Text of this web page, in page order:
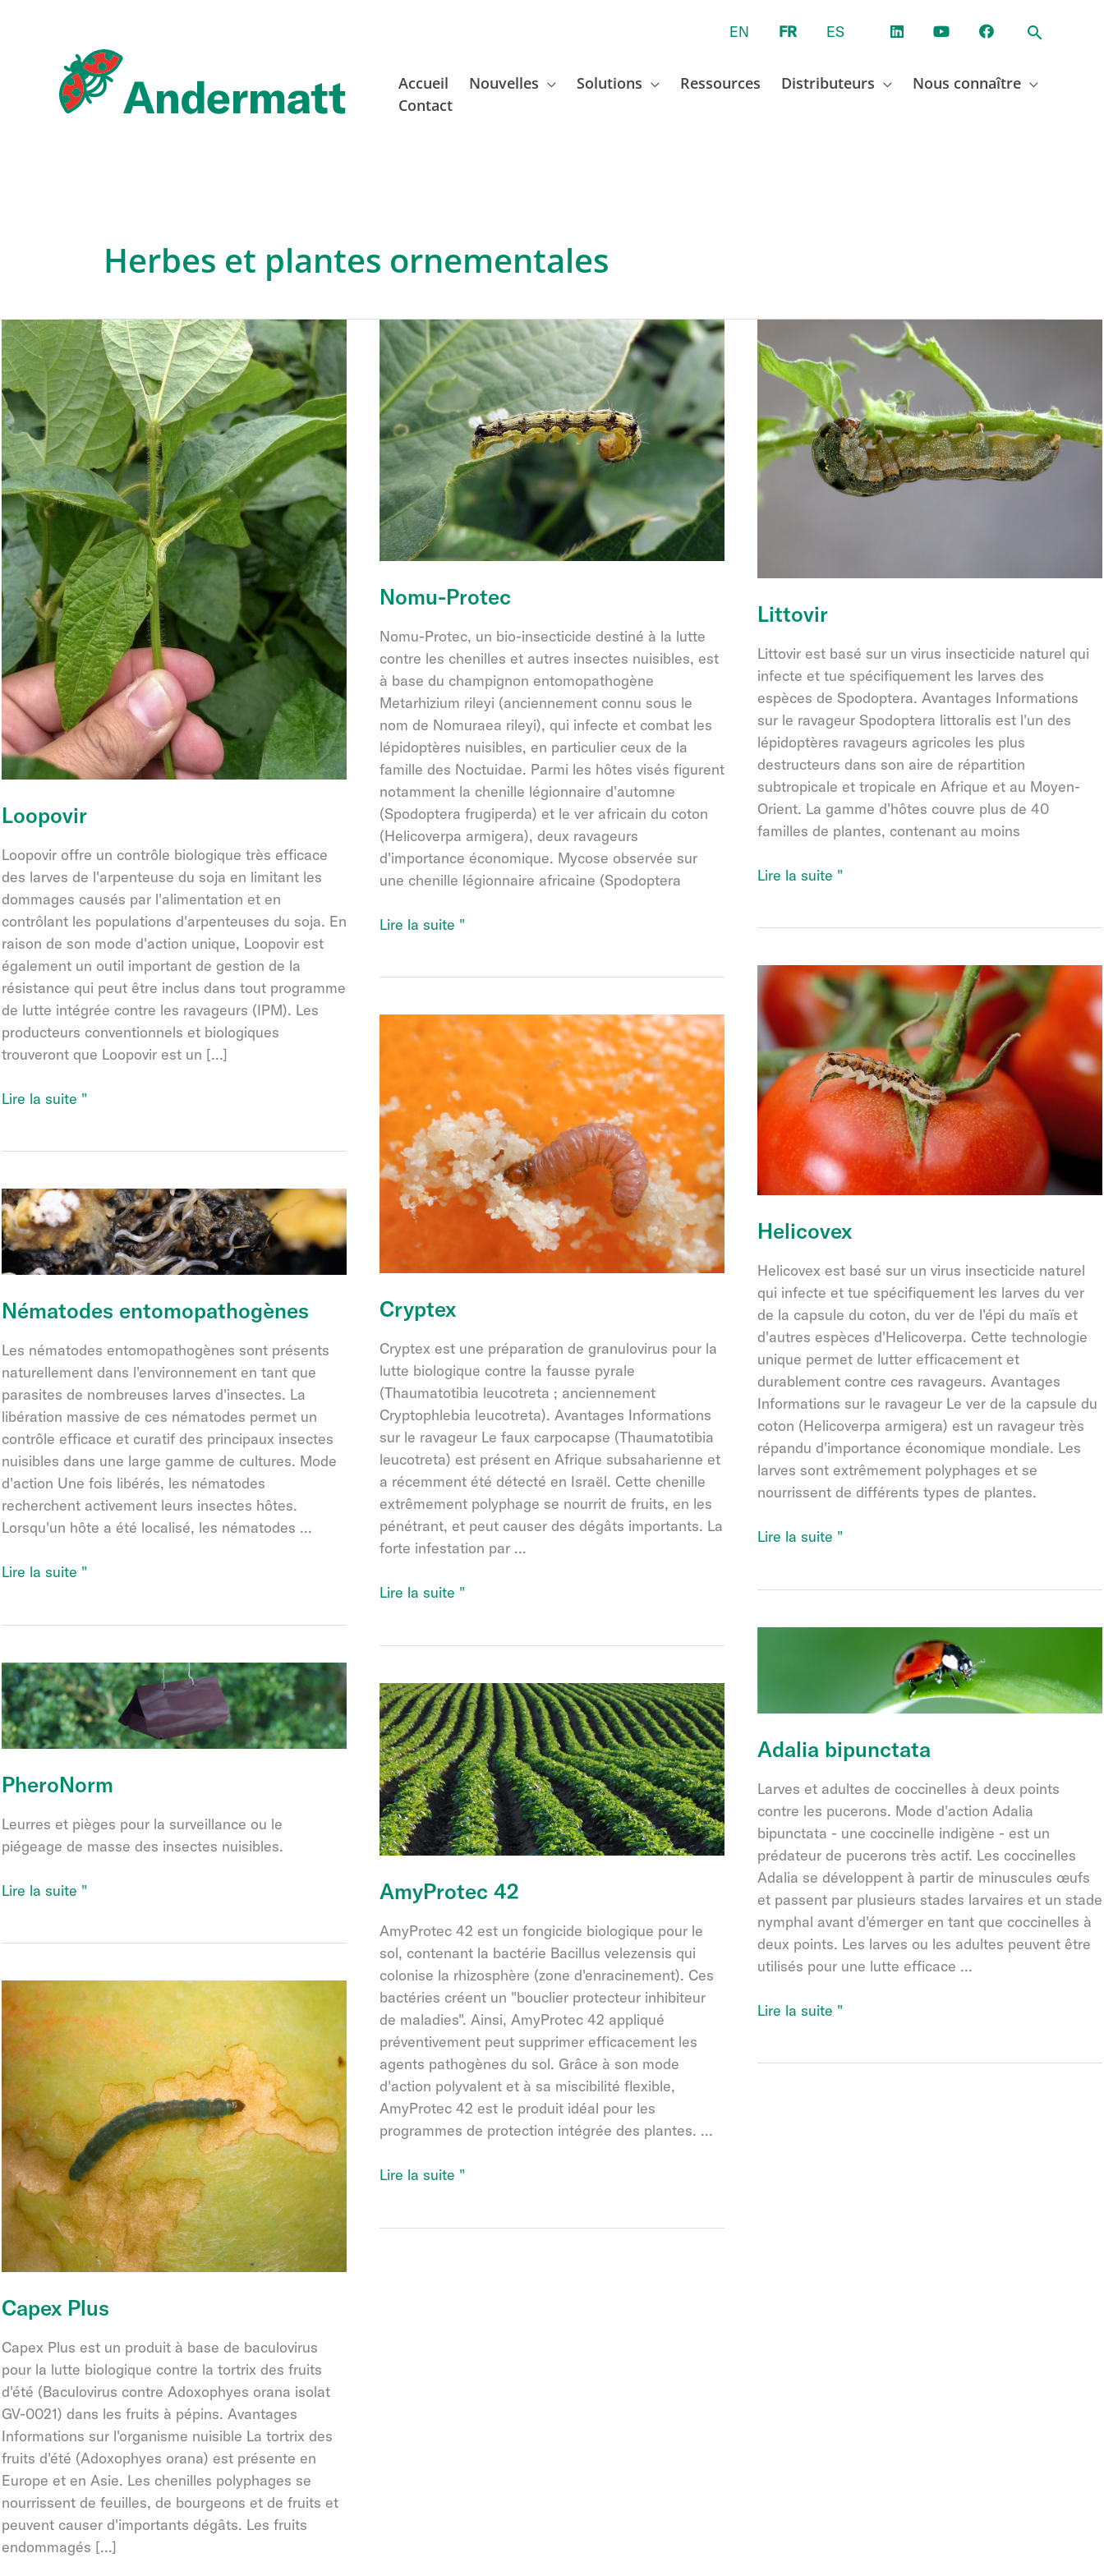
EN FR ES
Accueil Nouvelles Solutions Ressources Distributeurs
Nous connaître
Contact
Herbes et plantes ornementales
Loopovir
Loopovir offre un contrôle biologique très efficace
des larves de l'arpenteuse du soja en limitant les
dommages causés par l'alimentation et en
contrôlant les populations d'arpenteuses du soja. En
raison de son mode d'action unique, Loopovir est
également un outil important de gestion de la
résistance qui peut être inclus dans tout programme
de lutte intégrée contre les ravageurs (IPM). Les
producteurs conventionnels et biologiques
trouveront que Loopovir est un [...]
Loopovir
Lire la suite "
Nomu-Protec
Nomu-Protec, un bio-insecticide destiné à la lutte
contre les chenilles et autres insectes nuisibles, est
à base du champignon entomopathogène
Metarhizium rileyi (anciennement connu sous le
nom de Nomuraea rileyi), qui infecte et combat les
lépidoptères nuisibles, en particulier ceux de la
famille des Noctuidae. Parmi les hôtes visés figurent
notamment la chenille légionnaire d'automne
(Spodoptera frugiperda) et le ver africain du coton
(Helicoverpa armigera), deux ravageurs
d'importance économique. Mycose observée sur
une chenille légionnaire africaine (Spodoptera
Nomu-
Lire la suite "
Littovir
Littovir est basé sur un virus insecticide naturel qui
infecte et tue spécifiquement les larves des
espèces de Spodoptera. Avantages Informations
sur le ravageur Spodoptera littoralis est l'un des
lépidoptères ravageurs agricoles les plus
destructeurs dans son aire de répartition
subtropicale et tropicale en Afrique et au Moyen-
Orient. La gamme d'hôtes couvre plus de 40
familles de plantes, contenant au moins
Littovir
Lire la suite "
Helicovex
Helicovex est basé sur un virus insecticide naturel
qui infecte et tue spécifiquement les larves du ver
de la capsule du coton, du ver de l'épi du maïs et
d'autres espèces d'Helicoverpa. Cette technologie
unique permet de lutter efficacement et
durablement contre ces ravageurs. Avantages
Informations sur le ravageur Le ver de la capsule du
coton (Helicoverpa armigera) est un ravageur très
répandu d'importance économique mondiale. Les
larves sont extrêmement polyphages et se
nourrissent de différents types de plantes.
Helicovex
Lire la suite "
Cryptex
Cryptex est une préparation de granulovirus pour la
lutte biologique contre la fausse pyrale
(Thaumatotibia leucotreta ; anciennement
Cryptophlebia leucotreta). Avantages Informations
sur le ravageur Le faux carpocapse (Thaumatotibia
leucotreta) est présent en Afrique subsaharienne et
a récemment été détecté en Israël. Cette chenille
extrêmement polyphage se nourrit de fruits, en les
pénétrant, et peut causer des dégâts importants. La
forte infestation par ...
Cryptex
Lire la suite "
Nématodes entomopathogènes
Les nématodes entomopathogènes sont présents
naturellement dans l'environnement en tant que
parasites de nombreuses larves d'insectes. La
libération massive de ces nématodes permet un
contrôle efficace et curatif des principaux insectes
nuisibles dans une large gamme de cultures. Mode
d'action Une fois libérés, les nématodes
recherchent activement leurs insectes hôtes.
Lorsqu'un hôte a été localisé, les nématodes ...
Nématodes
Lire la suite "
Adalia bipunctata
Larves et adultes de coccinelles à deux points
contre les pucerons. Mode d'action Adalia
bipunctata - une coccinelle indigène - est un
prédateur de pucerons très actif. Les coccinelles
Adalia se développent à partir de minuscules œufs
et passent par plusieurs stades larvaires et un stade
nymphal avant d'émerger en tant que coccinelles à
deux points. Les larves ou les adultes peuvent être
utilisés pour une lutte efficace ...
Adalia
Lire la suite "
PheroNorm
Leurres et pièges pour la surveillance ou le
piégeage de masse des insectes nuisibles.
PheroNorm
Lire la suite " AmyProtec 42
AmyProtec 42 est un fongicide biologique pour le
sol, contenant la bactérie Bacillus velezensis qui
colonise la rhizosphère (zone d'enracinement). Ces
bactéries créent un "bouclier protecteur inhibiteur
de maladies". Ainsi, AmyProtec 42 appliqué
préventivement peut supprimer efficacement les
agents pathogènes du sol. Grâce à son mode
d'action polyvalent et à sa miscibilité flexible,
AmyProtec 42 est le produit idéal pour les
programmes de protection intégrée des plantes. ...
AmyProtec
Lire la suite "
Capex Plus
Capex Plus est un produit à base de baculovirus
pour la lutte biologique contre la tortrix des fruits
d'été (Baculovirus contre Adoxophyes orana isolat
GV-0021) dans les fruits à pépins. Avantages
Informations sur l'organisme nuisible La tortrix des
fruits d'été (Adoxophyes orana) est présente en
Europe et en Asie. Les chenilles polyphages se
nourrissent de feuilles, de bourgeons et de fruits et
peuvent causer d'importants dégâts. Les fruits
endommagés [...]